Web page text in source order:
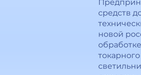
средств
новой